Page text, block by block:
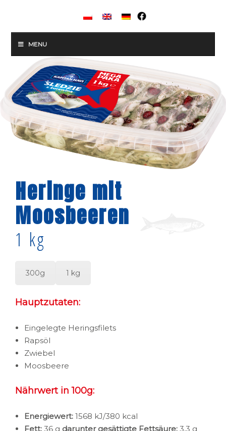
MENU
Heringe mit
Moosbeeren
1 kg
300g 1 kg
Hauptzutaten:
Eingelegte Heringsfilets
Rapsöl
Zwiebel
Moosbeere
Nährwert in 100g:
Energiewert: 1568 kJ/380 kcal
Fett: 36 g darunter gesättigte Fettsäure: 3,3 g